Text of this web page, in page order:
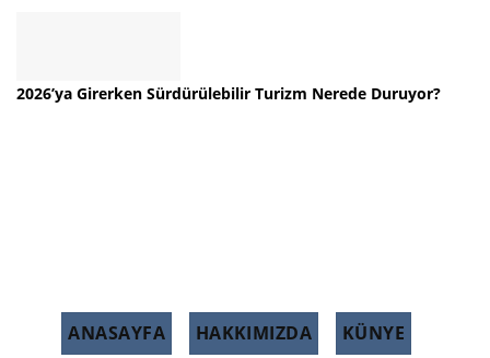
2026’ya Girerken Sürdürülebilir Turizm Nerede Duruyor?
ANASAYFA HAKKIMIZDA KÜNYE